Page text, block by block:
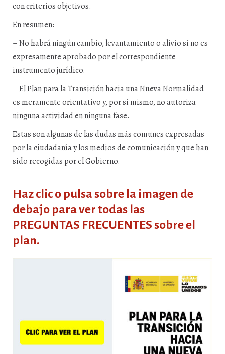
con criterios objetivos.
En resumen:
– No habrá ningún cambio, levantamiento o alivio si no es
expresamente aprobado por el correspondiente
instrumento jurídico.
– El Plan para la Transición hacia una Nueva Normalidad
es meramente orientativo y, por sí mismo, no autoriza
ninguna actividad en ninguna fase.
Estas son algunas de las dudas más comunes expresadas
por la ciudadanía y los medios de comunicación y que han
sido recogidas por el Gobierno.
Haz clic o pulsa sobre la imagen de
debajo para ver todas las
PREGUNTAS FRECUENTESsobre el
plan.